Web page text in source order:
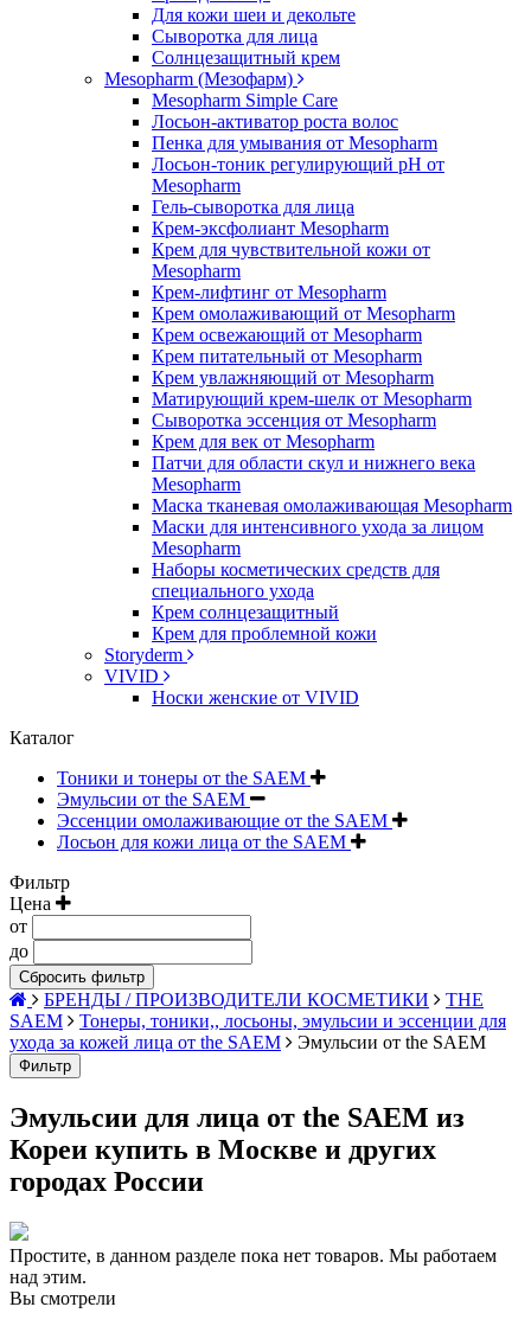
Для кожи шеи и декольте
Сыворотка для лица
Солнцезащитный крем
Mesopharm (Мезофарм)
Mesopharm Simple Care
Лосьон-активатор роста волос
Пенка для умывания от Mesopharm
Лосьон-тоник регулирующий рН от
Mesopharm
Гель-сыворотка для лица
Крем-эксфолиант Mesopharm
Крем для чувствительной кожи от
Mesopharm
Крем-лифтинг от Mesopharm
Крем омолаживающий от Mesopharm
Крем освежающий от Mesopharm
Крем питательный от Mesopharm
Крем увлажняющий от Mesopharm
Матирующий крем-шелк от Mesopharm
Сыворотка эссенция от Mesopharm
Крем для век от Mesopharm
Патчи для области скул и нижнего века
Mesopharm
Маска тканевая омолаживающая Mesopharm
Маски для интенсивного ухода за лицом
Mesopharm
Наборы косметических средств для
специального ухода
Крем солнцезащитный
Крем для проблемной кожи
Storyderm
VIVID
Носки женские от VIVID
Каталог
Тоники и тонеры от the SAEM
Эмульсии от the SAEM
Эссенции омолаживающие от the SAEM
Лосьон для кожи лица от the SAEM
Фильтр
Цена
от
до
Сбросить фильтр
БРЕНДЫ / ПРОИЗВОДИТЕЛИ КОСМЕТИКИ
THE
SAEM
Тонеры, тоники,, лосьоны, эмульсии и эссенции для
ухода за кожей лица от the SAEM
Эмульсии от the SAEM
Фильтр
Эмульсии для лица от the SAEM из
Кореи купить в Москве и других
городах России
Простите, в данном разделе пока нет товаров. Мы работаем
над этим.
Вы смотрели